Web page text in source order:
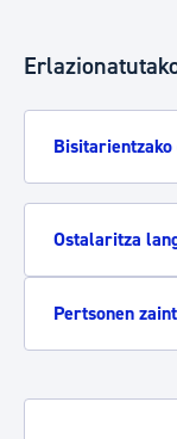
Ostalaritza
Pertsonen